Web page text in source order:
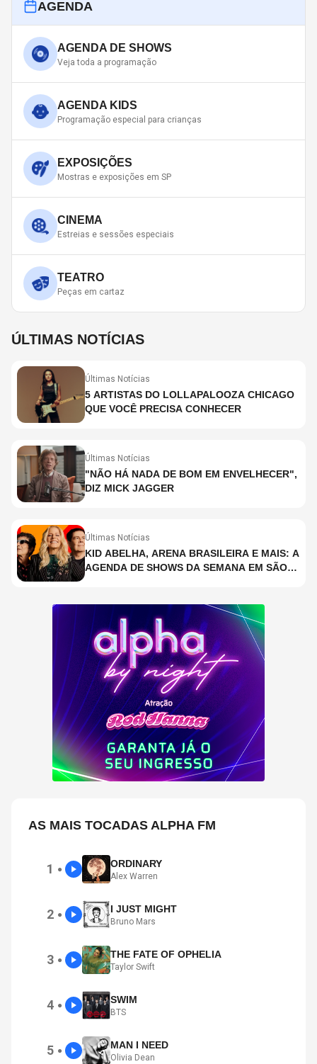
AGENDA
AGENDA DE SHOWS
Veja toda a programação
AGENDA KIDS
Programação especial para crianças
EXPOSIÇÕES
Mostras e exposições em SP
CINEMA
Estreias e sessões especiais
TEATRO
Peças em cartaz
ÚLTIMAS NOTÍCIAS
Últimas Notícias
5 ARTISTAS DO LOLLAPALOOZA CHICAGO
QUE VOCÊ PRECISA CONHECER
Últimas Notícias
"NÃO HÁ NADA DE BOM EM ENVELHECER",
DIZ MICK JAGGER
Últimas Notícias
KID ABELHA, ARENA BRASILEIRA E MAIS: A
AGENDA DE SHOWS DA SEMANA EM SÃO
AS MAIS TOCADAS ALPHA FM
1 ● ORDINARY
Alex Warren
2 ● I JUST MIGHT
Bruno Mars
3 ● THE FATE OF OPHELIA
Taylor Swift
4 ● SWIM
BTS
5 ● MAN I NEED
Olivia Dean